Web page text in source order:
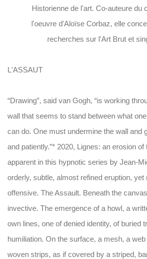
Historienne de l'art. Co-auteure du
l'oeuvre d'Aloïse Corbaz, elle
recherches sur l'Art Brut et
L'ASSAUT
“Drawing”, said van Gogh, “is working
wall that seems to stand between what
can do. One must undermine the wall and
and patiently.”* 2020, Lignes: an erosion of
apparent in this hypnotic series by Jean-
orderly, subtle, almost refined eruption, yet
offensive. The Assault. Beneath the
invective. The emergence of a howl, a
own lines, one of denied identity, of buried
humiliation. On the surface, a mesh, a
woven strips, as if covered by a striped,